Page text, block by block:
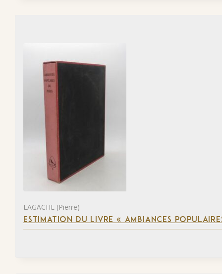
LAGACHE (Pierre)
ESTIMATION DU LIVRE « AMBIANCES